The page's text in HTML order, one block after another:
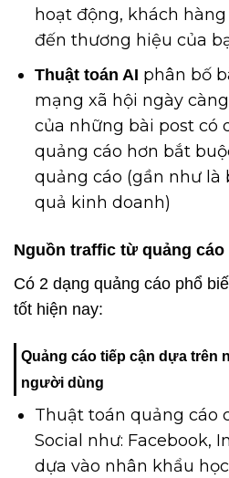
hoạt động, khách
đến thương hiệu của
Thuật toán AI phân bố
mạng xã hội ngày
của những bài post có
quảng cáo hơn bắt
quảng cáo (gần như là
quả kinh doanh)
Nguồn traffic từ quảng cáo
Có 2 dạng quảng cáo phổ
tốt hiện nay:
Quảng cáo tiếp cận dựa trên
người dùng
Thuật toán quảng cáo
Social như: Facebook,
dựa vào nhân khẩu